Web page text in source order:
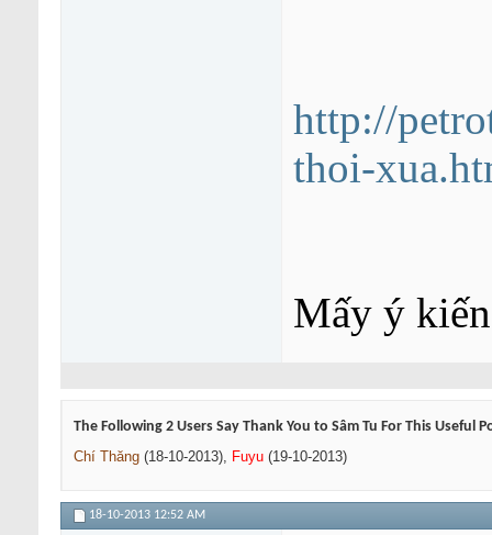
http://
thoi-
Mấy ý
The Following 2 Users Say Thank You to Sâm Tu For This Useful
Chí Thăng (18-10-2013), Fuyu (19-10-2013)
18-10-2013 12:52 AM